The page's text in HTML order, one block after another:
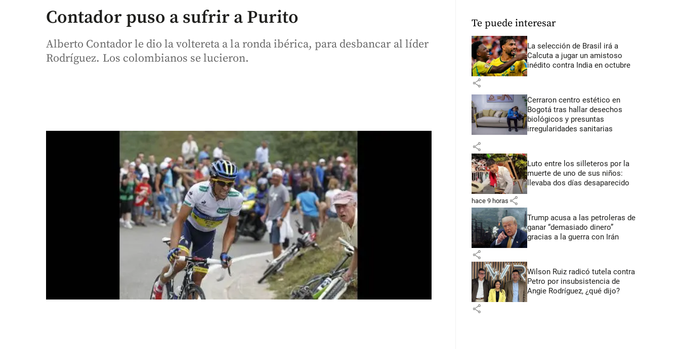
Contador puso a sufrir a Purito
Alberto Contador le dio la voltereta a la ronda ibérica, para desbancar al líder
Rodríguez. Los colombianos se lucieron.
Te puede interesar
La selección de Brasil irá a
Calcuta a jugar un amistoso
inédito contra India en octubre
share
Cerraron centro estético en
Bogotá tras hallar desechos
biológicos y presuntas
irregularidades sanitarias
share
Luto entre los silleteros por la
muerte de uno de sus niños:
llevaba dos días desaparecido
hace 9 horas share
Trump acusa a las petroleras de
ganar “demasiado dinero”
gracias a la guerra con Irán
share
Wilson Ruiz radicó tutela contra
Petro por insubsistencia de
Angie Rodríguez, ¿qué dijo?
share